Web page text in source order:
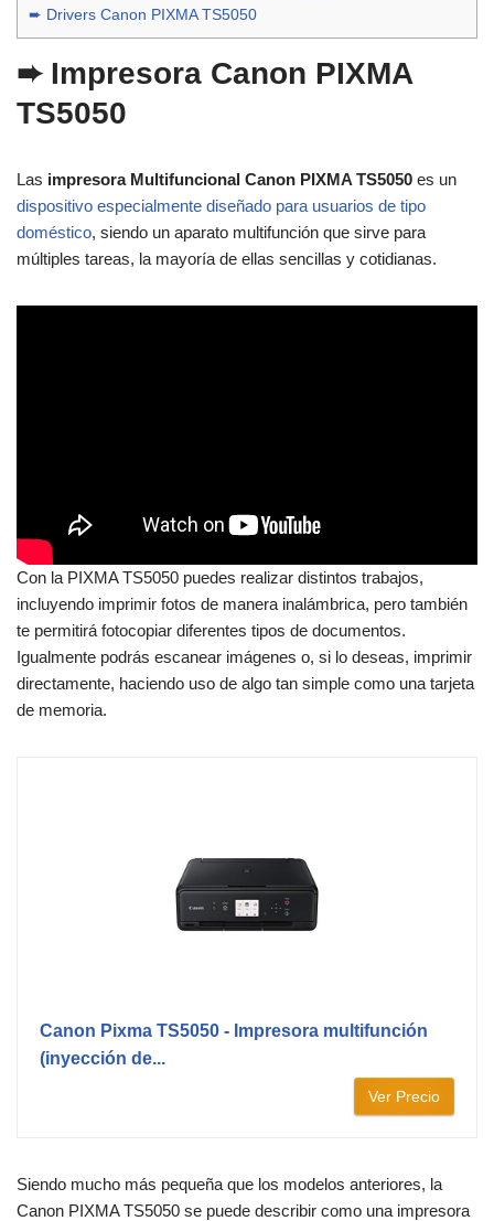
➨ Drivers Canon PIXMA TS5050
➨ Impresora Canon PIXMA
TS5050
Las impresora Multifuncional Canon PIXMA TS5050 es un
dispositivo especialmente diseñado para usuarios de tipo
doméstico, siendo un aparato multifunción que sirve para
múltiples tareas, la mayoría de ellas sencillas y cotidianas.
Con la PIXMA TS5050 puedes realizar distintos trabajos,
incluyendo imprimir fotos de manera inalámbrica, pero también
te permitirá fotocopiar diferentes tipos de documentos.
Igualmente podrás escanear imágenes o, si lo deseas, imprimir
directamente, haciendo uso de algo tan simple como una tarjeta
de memoria.
Canon Pixma TS5050 - Impresora multifunción
(inyección de...
Ver Precio
Siendo mucho más pequeña que los modelos anteriores, la
Canon PIXMA TS5050 se puede describir como una impresora